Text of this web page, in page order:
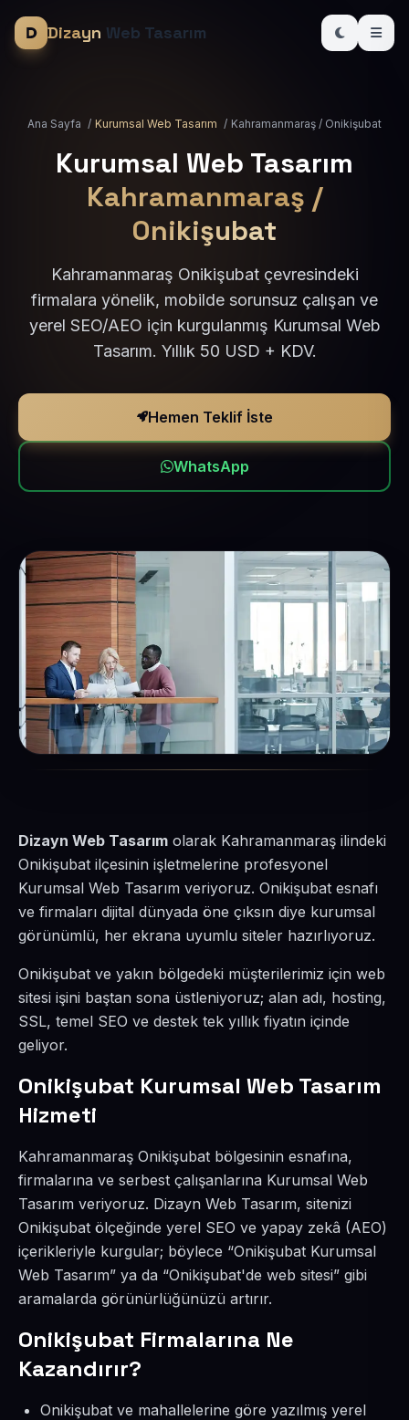
Dizayn Web Tasarım
Ana Sayfa / Kurumsal Web Tasarım / Kahramanmaraş / Onikişubat
Kurumsal Web Tasarım
Kahramanmaraş /
Onikişubat
Kahramanmaraş Onikişubat çevresindeki
firmalara yönelik, mobilde sorunsuz çalışan ve
yerel SEO/AEO için kurgulanmış Kurumsal Web
Tasarım. Yıllık 50 USD + KDV.
Hemen Teklif İste
WhatsApp
Dizayn Web Tasarım olarak Kahramanmaraş ilindeki
Onikişubat ilçesinin işletmelerine profesyonel
Kurumsal Web Tasarım veriyoruz. Onikişubat esnafı
ve firmaları dijital dünyada öne çıksın diye kurumsal
görünümlü, her ekrana uyumlu siteler hazırlıyoruz.
Onikişubat ve yakın bölgedeki müşterilerimiz için web
sitesi işini baştan sona üstleniyoruz; alan adı, hosting,
SSL, temel SEO ve destek tek yıllık fiyatın içinde
geliyor.
Onikişubat Kurumsal Web Tasarım
Hizmeti
Kahramanmaraş Onikişubat bölgesinin esnafına,
firmalarına ve serbest çalışanlarına Kurumsal Web
Tasarım veriyoruz. Dizayn Web Tasarım, sitenizi
Onikişubat ölçeğinde yerel SEO ve yapay zekâ (AEO)
içerikleriyle kurgular; böylece “Onikişubat Kurumsal
Web Tasarım” ya da “Onikişubat'de web sitesi” gibi
aramalarda görünürlüğünüzü artırır.
Onikişubat Firmalarına Ne
Kazandırır?
Onikişubat ve mahallelerine göre yazılmış yerel